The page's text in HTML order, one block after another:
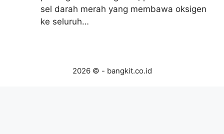
sel darah merah yang membawa oksigen
ke seluruh…
2026 © - bangkit.co.id